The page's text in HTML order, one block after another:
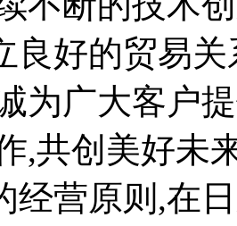
良好的贸易
为广大客户
,共创美好未
经营原则,在